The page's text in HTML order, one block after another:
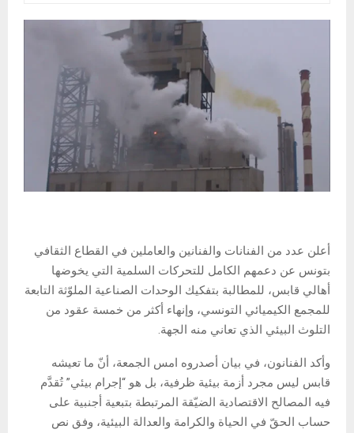
أعلن عدد من الفنانات والفنانين والعاملين في القطاع الثقافي
بتونس عن دعمهم الكامل للتحركات السلمية التي يخوضها
أهالي قابس، للمطالبة بتفكيك الوحدات الصناعية الملوّثة التابعة
للمجمع الكيميائي التونسي، وإنهاء أكثر من خمسة عقود من
التلوث البيئي الذي تعاني منه الجهة.
وأكد الفنانون، في بيان أصدروه امس الجمعة، أنّ ما تعيشه
قابس ليس مجرد أزمة بيئية ظرفية، بل هو “إجرام بيئي” تُقدَّم
فيه المصالح الاقتصادية الضيّقة المرتبطة بتبعية أجنبية على
حساب الحقّ في الحياة والكرامة والعدالة البيئية، وفق نص